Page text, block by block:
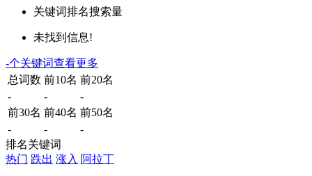
关键词排名搜索量
未找到信息!
-个关键词查看更多
总词数 前10名 前20名
-
-
-
前30名 前40名 前50名
-
-
-
排名关键词
热门 跌出 涨入 阿拉丁